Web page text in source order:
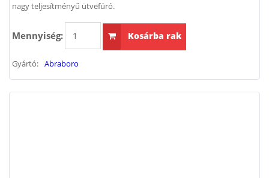
nagy teljesítményű ütvefúró.
Mennyiség: Kosárba rak
Gyártó: Abraboro